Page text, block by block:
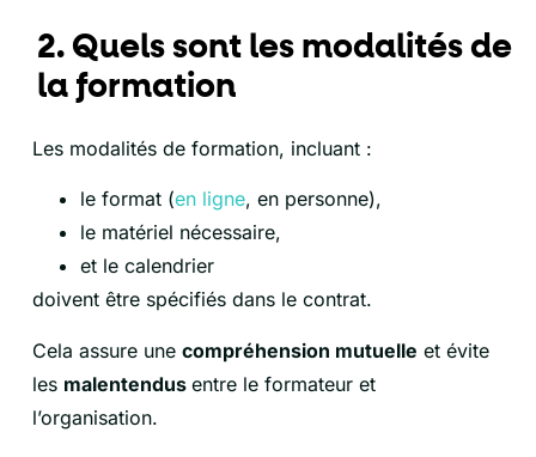
2. Quels sont les modalités de
la formation
Les modalités de formation, incluant :
le format (en ligne, en personne),
le matériel nécessaire,
et le calendrier
doivent être spécifiés dans le contrat.
Cela assure unecompréhension mutuelle et évite
les malentendusentre le formateur et
l’organisation.